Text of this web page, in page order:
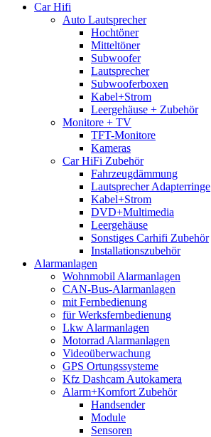
Car Hifi
Auto Lautsprecher
Hochtöner
Mitteltöner
Subwoofer
Lautsprecher
Subwooferboxen
Kabel+Strom
Leergehäuse + Zubehör
Monitore + TV
TFT-Monitore
Kameras
Car HiFi Zubehör
Fahrzeugdämmung
Lautsprecher Adapterringe
Kabel+Strom
DVD+Multimedia
Leergehäuse
Sonstiges Carhifi Zubehör
Installationszubehör
Alarmanlagen
Wohnmobil Alarmanlagen
CAN-Bus-Alarmanlagen
mit Fernbedienung
für Werksfernbedienung
Lkw Alarmanlagen
Motorrad Alarmanlagen
Videoüberwachung
GPS Ortungssysteme
Kfz Dashcam Autokamera
Alarm+Komfort Zubehör
Handsender
Module
Sensoren